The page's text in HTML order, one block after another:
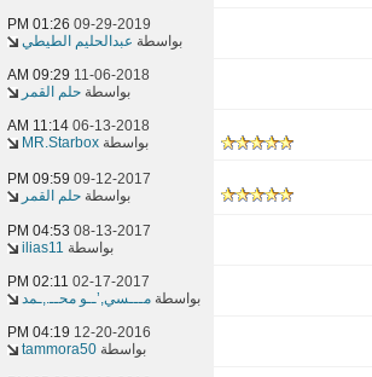
09-29-2019
01:26 PM
بواسطة عبدالحليم الطيطي
11-06-2018
09:29 AM
بواسطة حلم القمر
06-13-2018
11:14 AM
بواسطة MR.Starbox
09-12-2017
09:59 PM
بواسطة حلم القمر
08-13-2017
04:53 PM
بواسطة ilias11
02-17-2017
02:11 PM
بواسطة مـــسي,’ــو محــ.,ـمد
12-20-2016
04:19 PM
بواسطة tammora50